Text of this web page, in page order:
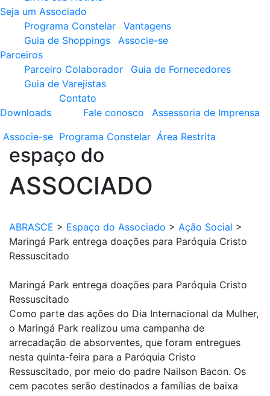
Seja um Associado
Programa Constelar
Vantagens
Guia de Shoppings
Associe-se
Parceiros
Parceiro Colaborador
Guia de Fornecedores
Guia de Varejistas
Downloads
Contato
Fale conosco
Assessoria de Imprensa
Associe-se Programa Constelar Área Restrita
espaço do
ASSOCIADO
ABRASCE > Espaço do Associado > Ação Social >
Maringá Park entrega doações para Paróquia Cristo
Ressuscitado
Maringá Park entrega doações para Paróquia Cristo
Ressuscitado
Como parte das ações do Dia Internacional da Mulher,
o Maringá Park realizou uma campanha de
arrecadação de absorventes, que foram entregues
nesta quinta-feira para a Paróquia Cristo
Ressuscitado, por meio do padre Nailson Bacon. Os
cem pacotes serão destinados a famílias de baixa